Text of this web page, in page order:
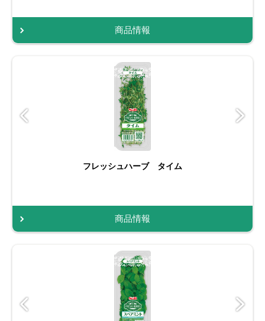
商品情報
フレッシュハーブ タイム
商品情報